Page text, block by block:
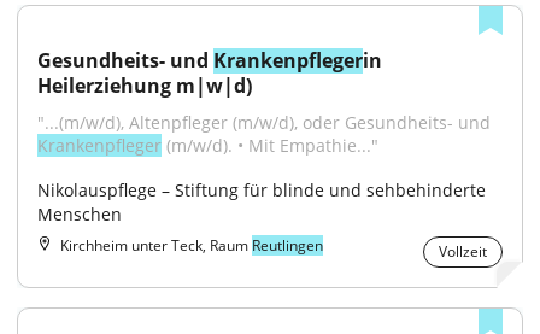
Gesundheits- und Krankenpflegerin
Heilerziehung m|w|d)
Krankenpfleger (m/w/d). • Mit Empathie..."
Nikolauspflege – Stiftung für blinde und sehbehinderte
Menschen
Kirchheim unter Teck, Raum Reutlingen Vollzeit